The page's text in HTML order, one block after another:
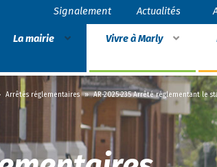
Signalement Actualités
La mairie Vivre à Marly
Arrêtés réglementaires » AR-2025-235 Arrêté réglementant le